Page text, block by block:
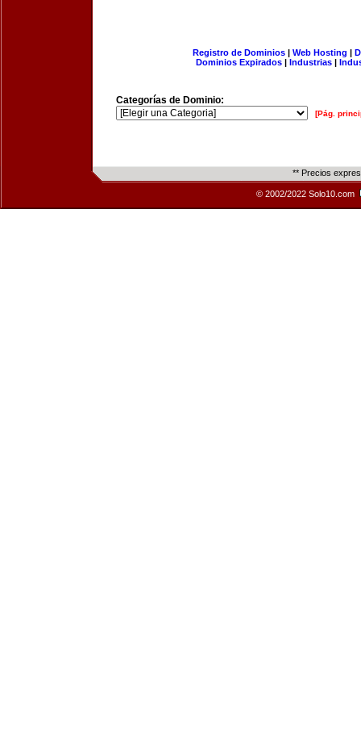
Registro de Dominios| Web Hosting |
Dominios Expirados | Industrias |
Categorías de Dominio:
[Pág.
** Precios
© 2002/2022 Solo10.com